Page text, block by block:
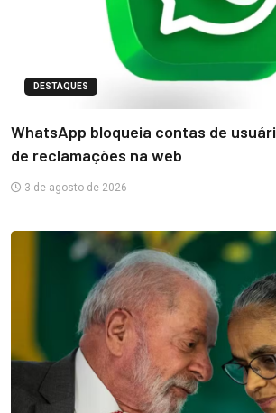
DESTAQUES
WhatsApp bloqueia contas de
de reclamações na web
3 de agosto de 2026